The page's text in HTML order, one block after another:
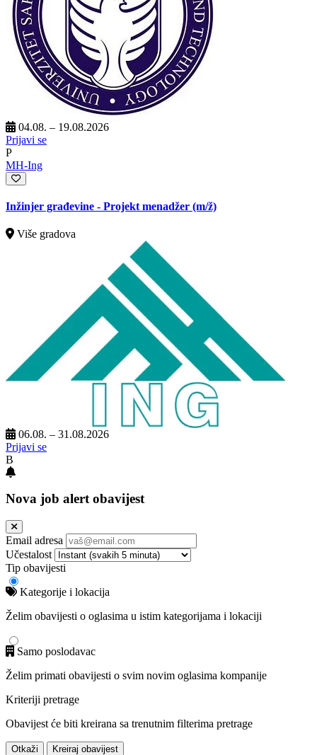
04.08. – 19.08.2026
Prijavi se
P
MH-Ing
Inžinjer građevine - Projekt menadžer (m/ž)
Više gradova
06.08. – 31.08.2026
Prijavi se
B
Nova job alert obavijest
Email adresa
Učestalost
Tip obavijesti
Kategorije i lokacija
Želim obavijesti o oglasima u istim kategorijama i lokaciji
Samo poslodavac
Želim primati obavijesti o svim novim oglasima kompanije
Kriteriji pretrage
Obavijest će biti kreirana sa trenutnim filterima pretrage
Otkaži Kreiraj obavijest